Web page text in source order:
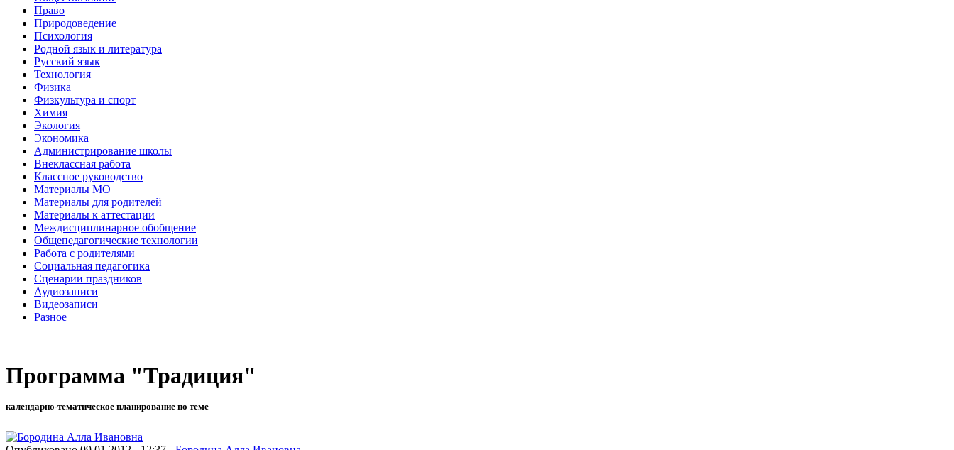
Право
Природоведение
Психология
Родной язык и литература
Русский язык
Технология
Физика
Физкультура и спорт
Химия
Экология
Экономика
Администрирование школы
Внеклассная работа
Классное руководство
Материалы МО
Материалы для родителей
Материалы к аттестации
Междисциплинарное обобщение
Общепедагогические технологии
Работа с родителями
Социальная педагогика
Сценарии праздников
Аудиозаписи
Видеозаписи
Разное
Программа "Традиция"
календарно-тематическое планирование по теме